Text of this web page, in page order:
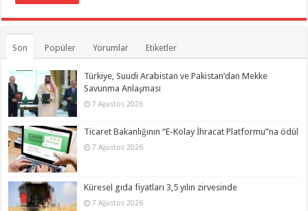
Son Popüler Yorumlar Etiketler
Türkiye, Suudi Arabistan ve Pakistan’dan Mekke
Savunma Anlaşması
7 Ağustos 2026
Ticaret Bakanlığının “E-Kolay İhracat Platformu”na ödül
7 Ağustos 2026
Küresel gıda fiyatları 3,5 yılın zirvesinde
7 Ağustos 2026